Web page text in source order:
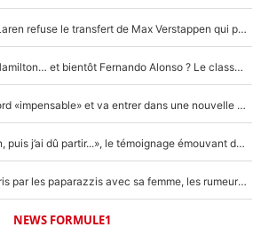
F1 - Une légende de McLaren refuse le transfert de Max Verstappen qui pourrait «faire des vagues» et plomber l'ambiance dans l'équipe
Max Verstappen, Lewis Hamilton… et bientôt Fernando Alonso ? Le classement des pilotes les mieux payés en Formule 1 risque de changer !
F1 - Alpine signe un accord «impensable» et va entrer dans une nouvelle dimension : Grande nouvelle pour Pierre Gasly !
F1 : « Je lui ai fait un câlin, puis j’ai dû partir...», le témoignage émouvant de Max Verstappen sur sa fille
F1 : Charles Leclerc surpris par les paparazzis avec sa femme, les rumeurs étaient vraies !
NEWS FORMULE1